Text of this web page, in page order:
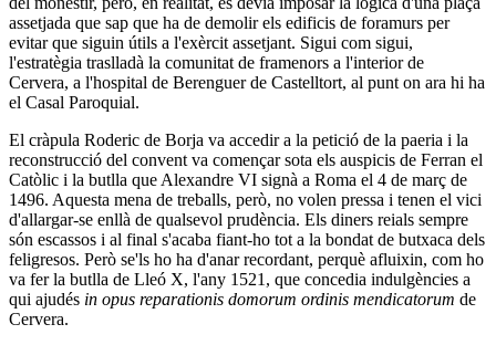
assetjada que sap que ha de demolir els edificis de foramurs per
evitar que siguin útils a l'exèrcit assetjant. Sigui com sigui,
l'estratègia traslladà la comunitat de framenors a l'interior de
Cervera, a l'hospital de Berenguer de Castelltort, al punt on ara hi ha
el Casal Paroquial.
El cràpula Roderic de Borja va accedir a la petició de la paeria i la
reconstrucció del convent va començar sota els auspicis de Ferran el
Catòlic i la butlla que Alexandre VI signà a Roma el 4 de març de
1496. Aquesta mena de treballs, però, no volen pressa i tenen el vici
d'allargar-se enllà de qualsevol prudència. Els diners reials sempre
són escassos i al final s'a­caba fiant-ho tot a la bondat de butxaca dels
feligresos. Però se'ls ho ha d'anar recordant, perquè afluixin, com ho
va fer la butlla de Lleó X, l'any 1521, que concedia indulgències a
qui ajudés in opus reparationis domorum ordinis mendicatorum de
Cervera.